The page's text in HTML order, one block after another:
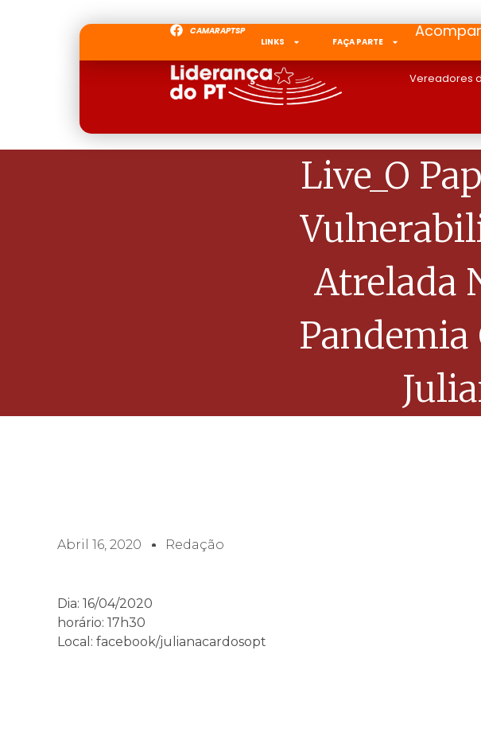
CAMARAPTSP
LINKS
FAÇA PARTE
Vereadores
Live_O
Atrelada
Pandemia
Abril 16, 2020 Redação
Dia: 16/04/2020
horário: 17h30
Local: facebook/julianacardosopt